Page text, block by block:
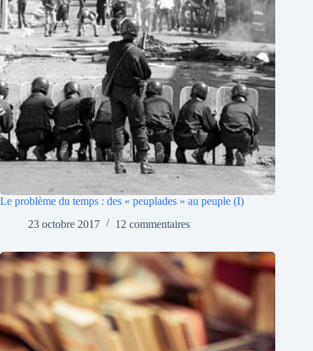
Le problème du temps : des « peuplades » au peuple (I)
23 octobre 2017
12 commentaires